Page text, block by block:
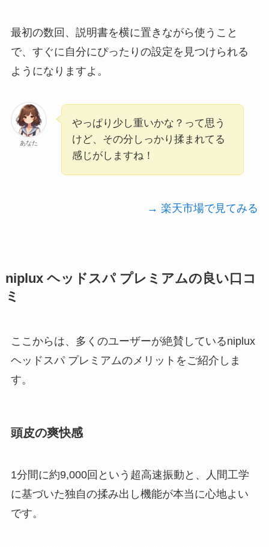
最初の数回、説明書を横に置きながら使うこと
で、すぐに自分にぴったりの設定を見つけられる
ようになりますよ。
あなた
やっぱり少し重いかな？って思う
けど、その分しっかり揉まれてる
感じがしますね！
→ 楽天市場で見てみる
niplux ヘッドスパ プレミアムの良い口コ
ミ
ここからは、多くのユーザーが絶賛しているniplux
ヘッドスパ プレミアムのメリットをご紹介しま
す。
頭皮の爽快感
1分間に約9,000回という超高速振動と、人間工学
に基づいた独自の揉み出し機能が本当に心地よい
です。